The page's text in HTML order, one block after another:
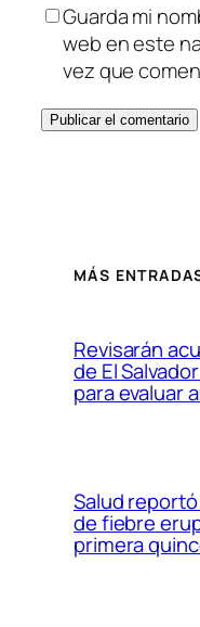
Guarda mi
web en este
vez que
MÁS
Revisarán
de El
para evaluar
Salud
de fiebre
primera